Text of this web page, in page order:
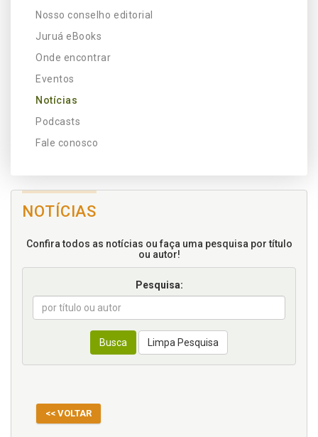
Nosso conselho editorial
Juruá eBooks
Onde encontrar
Eventos
Notícias
Podcasts
Fale conosco
NOTÍCIAS
Confira todos as notícias ou faça uma pesquisa por título
ou autor!
Pesquisa:
Busca
<< VOLTAR